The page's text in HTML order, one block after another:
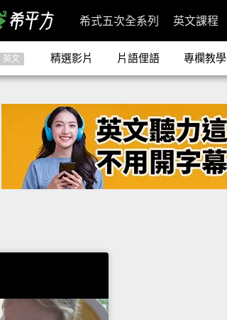
希式五次全系列 英文課程
英文 精選影片 片語俚語 專欄教學